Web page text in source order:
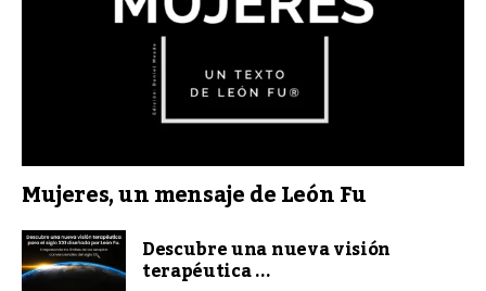
Mujeres, un mensaje de León Fu
Descubre una nueva visión
terapéutica ...